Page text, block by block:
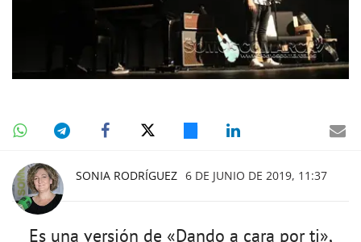
SONIA RODRÍGUEZ 6 DE JUNIO DE 2019, 11:37
Es una versión de «Dando a cara por ti»,